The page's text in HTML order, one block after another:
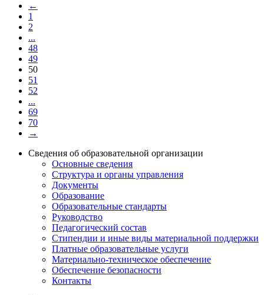
←
1
2
...
48
49
50
51
52
...
69
70
→
Сведения об образовательной организации
Основные сведения
Структура и органы управления
Документы
Образование
Образовательные стандарты
Руководство
Педагогический состав
Стипендии и иные виды материальной поддержки
Платные образовательные услуги
Материально-техническое обеспечение
Обеспечение безопасности
Контакты